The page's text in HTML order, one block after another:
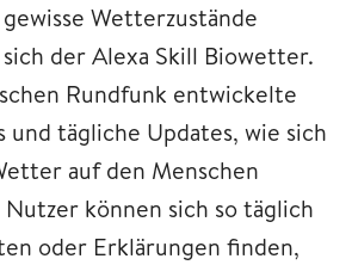
Wetterzustände
der Alexa Skill Biowetter.
Rundfunk entwickelte
tägliche Updates, wie sich
auf den Menschen
Nutzer können sich so täglich
oder Erklärungen finden,